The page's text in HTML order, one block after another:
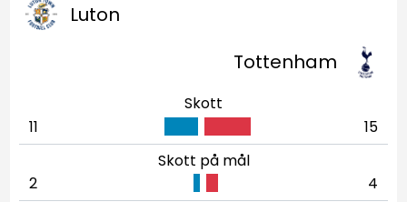
Luton
Tottenham
Skott
11
15
Skott på mål
2
4